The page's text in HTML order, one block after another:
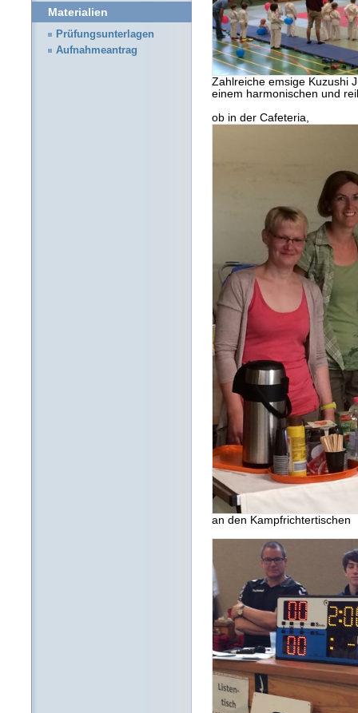
Zahlreiche emsige Kuzushi
einem harmonischen und
ob in der Cafeteria,
an den Kampfrichtertischen
Materialien
Prüfungsunterlagen
Aufnahmeantrag